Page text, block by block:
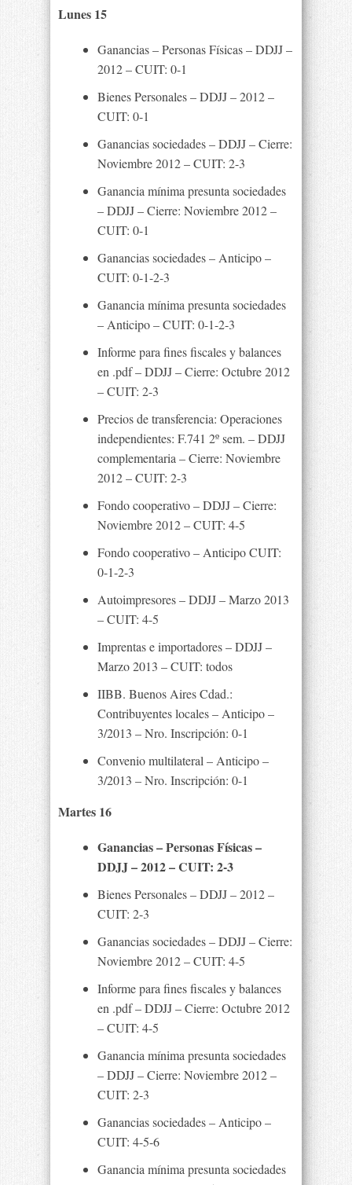
Lunes 15
Ganancias – Personas Físicas – DDJJ –
2012 – CUIT: 0-1
Bienes Personales – DDJJ – 2012 –
CUIT: 0-1
Ganancias sociedades – DDJJ – Cierre:
Noviembre 2012 – CUIT: 2-3
Ganancia mínima presunta sociedades
– DDJJ – Cierre: Noviembre 2012 –
CUIT: 0-1
Ganancias sociedades – Anticipo –
CUIT: 0-1-2-3
Ganancia mínima presunta sociedades
– Anticipo – CUIT: 0-1-2-3
Informe para fines fiscales y balances
en .pdf – DDJJ – Cierre: Octubre 2012
– CUIT: 2-3
Precios de transferencia: Operaciones
independientes: F.741 2º sem. – DDJJ
complementaria – Cierre: Noviembre
2012 – CUIT: 2-3
Fondo cooperativo – DDJJ – Cierre:
Noviembre 2012 – CUIT: 4-5
Fondo cooperativo – Anticipo CUIT:
0-1-2-3
Autoimpresores – DDJJ – Marzo 2013
– CUIT: 4-5
Imprentas e importadores – DDJJ –
Marzo 2013 – CUIT: todos
IIBB. Buenos Aires Cdad.:
Contribuyentes locales – Anticipo –
3/2013 – Nro. Inscripción: 0-1
Convenio multilateral – Anticipo –
3/2013 – Nro. Inscripción: 0-1
Martes 16
Ganancias – Personas Físicas –
DDJJ – 2012 – CUIT: 2-3
Bienes Personales – DDJJ – 2012 –
CUIT: 2-3
Ganancias sociedades – DDJJ – Cierre:
Noviembre 2012 – CUIT: 4-5
Informe para fines fiscales y balances
en .pdf – DDJJ – Cierre: Octubre 2012
– CUIT: 4-5
Ganancia mínima presunta sociedades
– DDJJ – Cierre: Noviembre 2012 –
CUIT: 2-3
Ganancias sociedades – Anticipo –
CUIT: 4-5-6
Ganancia mínima presunta sociedades